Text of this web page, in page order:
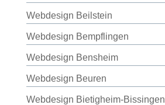
Webdesign Beilstein
Webdesign Bempflingen
Webdesign Bensheim
Webdesign Beuren
Webdesign Bietigheim-Bissingen